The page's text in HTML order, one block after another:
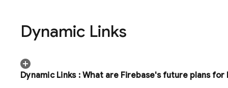
Dynamic Links
Dynamic Links:What are Firebase's future plans for